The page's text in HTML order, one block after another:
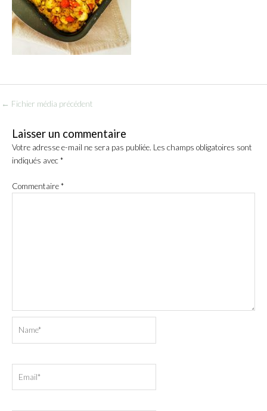
← Fichier média précédent
Laisser un commentaire
Votre adresse e-mail ne sera pas publiée. Les champs obligatoires sont
indiqués avec*
Commentaire*